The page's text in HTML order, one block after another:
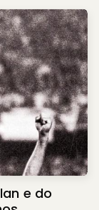
e do